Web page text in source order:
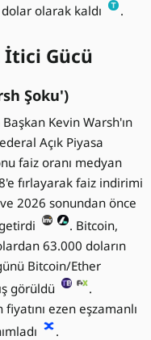
olarak kaldı
.
İtici Gücü
Şoku')
Kevin Warsh'ın
Açık Piyasa
faiz oranı medyan
fırlayarak faiz indirimi
2026 sonundan önce
. Bitcoin,
63.000 doların
Bitcoin/Ether
görüldü
.
ezen eşzamanlı
.